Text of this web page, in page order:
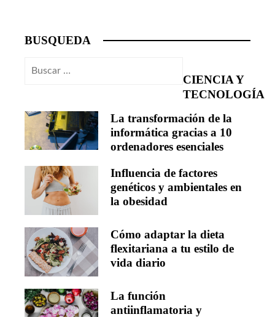
BUSQUEDA
Buscar:
CIENCIA Y
TECNOLOGÍA
La transformación de la
informática gracias a 10
ordenadores esenciales
Influencia de factores
genéticos y ambientales en
la obesidad
Cómo adaptar la dieta
flexitariana a tu estilo de
vida diario
La función
antiinflamatoria y